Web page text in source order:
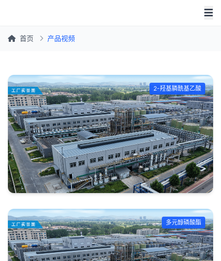
首页 产品视频
2-羟基膦酰基乙酸
多元醇磷酸酯